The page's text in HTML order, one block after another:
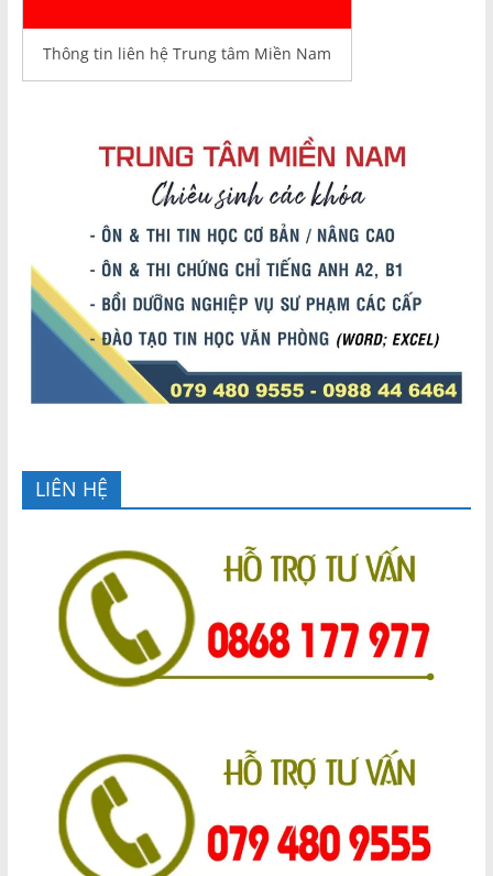
Thông tin liên hệ Trung tâm Miền Nam
LIÊN HỆ